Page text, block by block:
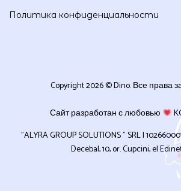
Политика конфиденциальности
Copyright 2026 © Dino. Все права
Сайт разработан с любовью
”ALYRA GROUP SOLUTIONS ” SRL |
Decebal, 10, or. Cupcini, el